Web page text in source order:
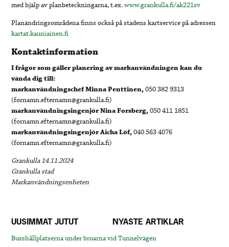
med hjälp av planbeteckningarna, t.ex.www.grankulla.fi/ak221sv
Planändringsområdena finns också på stadens kartservice på adressen
kartat.kauniainen.fi
Kontaktinformation
I frågor som gäller planering av markanvändningen kan du
vända dig till:
markanvändningschef Minna Penttinen,050 382 9313
(fornamn.efternamn@grankulla.fi)
markanvändningsingenjör Nina Forsberg,050 411 1851
(fornamn.efternamn@grankulla.fi)
markanvändningsingenjör Aicha Löf,040 563 4076
(fornamn.efternamn@grankulla.fi)
Grankulla 14.11.2024
Grankulla stad
Markanvändningsenheten
UUSIMMAT JUTUT NYASTE ARTIKLAR
Busshållplatserna under broarna vid Tunnelvägen